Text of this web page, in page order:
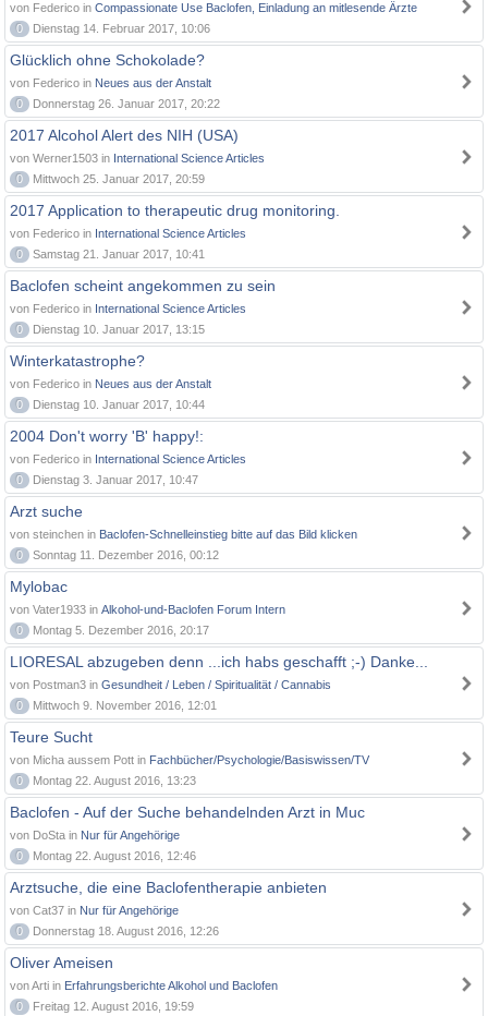
von Federico in Compassionate Use Baclofen, Einladung an mitlesende Ärzte
0
Dienstag 14. Februar 2017, 10:06
Glücklich ohne Schokolade?
von Federico in Neues aus der Anstalt
0
Donnerstag 26. Januar 2017, 20:22
2017 Alcohol Alert des NIH (USA)
von Werner1503 in International Science Articles
0
Mittwoch 25. Januar 2017, 20:59
2017 Application to therapeutic drug monitoring.
von Federico in International Science Articles
0
Samstag 21. Januar 2017, 10:41
Baclofen scheint angekommen zu sein
von Federico in International Science Articles
0
Dienstag 10. Januar 2017, 13:15
Winterkatastrophe?
von Federico in Neues aus der Anstalt
0
Dienstag 10. Januar 2017, 10:44
2004 Don't worry 'B' happy!:
von Federico in International Science Articles
0
Dienstag 3. Januar 2017, 10:47
Arzt suche
von steinchen in Baclofen-Schnelleinstieg bitte auf das Bild klicken
0
Sonntag 11. Dezember 2016, 00:12
Mylobac
von Vater1933 in Alkohol-und-Baclofen Forum Intern
0
Montag 5. Dezember 2016, 20:17
LIORESAL abzugeben denn ...ich habs geschafft ;-) Danke...
von Postman3 in Gesundheit / Leben / Spiritualität / Cannabis
0
Mittwoch 9. November 2016, 12:01
Teure Sucht
von Micha aussem Pott in Fachbücher/Psychologie/Basiswissen/TV
0
Montag 22. August 2016, 13:23
Baclofen - Auf der Suche behandelnden Arzt in Muc
von DoSta in Nur für Angehörige
0
Montag 22. August 2016, 12:46
Arztsuche, die eine Baclofentherapie anbieten
von Cat37 in Nur für Angehörige
0
Donnerstag 18. August 2016, 12:26
Oliver Ameisen
von Arti in Erfahrungsberichte Alkohol und Baclofen
0
Freitag 12. August 2016, 19:59